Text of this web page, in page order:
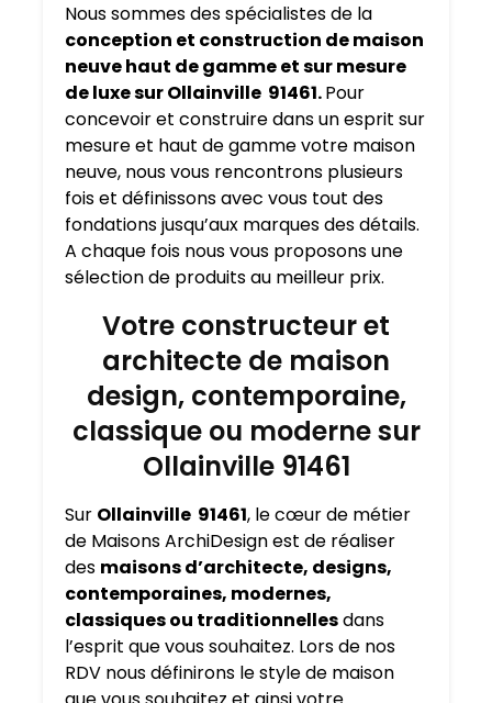
Nous sommes des spécialistes de la
conception et construction de maison
neuve haut de gamme et sur mesure
de luxe sur Ollainville 91461.Pour
concevoir et construire dans un esprit sur
mesure et haut de gamme votre maison
neuve, nous vous rencontrons plusieurs
fois et définissons avec vous tout des
fondations jusqu’aux marques des détails.
A chaque fois nous vous proposons une
sélection de produits au meilleur prix.
Votre constructeur et
architecte de maison
design, contemporaine,
classique ou moderne sur
Ollainville 91461
Sur Ollainville 91461, le cœur de métier
de Maisons ArchiDesign est de réaliser
des maisons d’architecte, designs,
contemporaines, modernes,
classiques ou traditionnellesdans
l’esprit que vous souhaitez. Lors de nos
RDV nous définirons le style de maison